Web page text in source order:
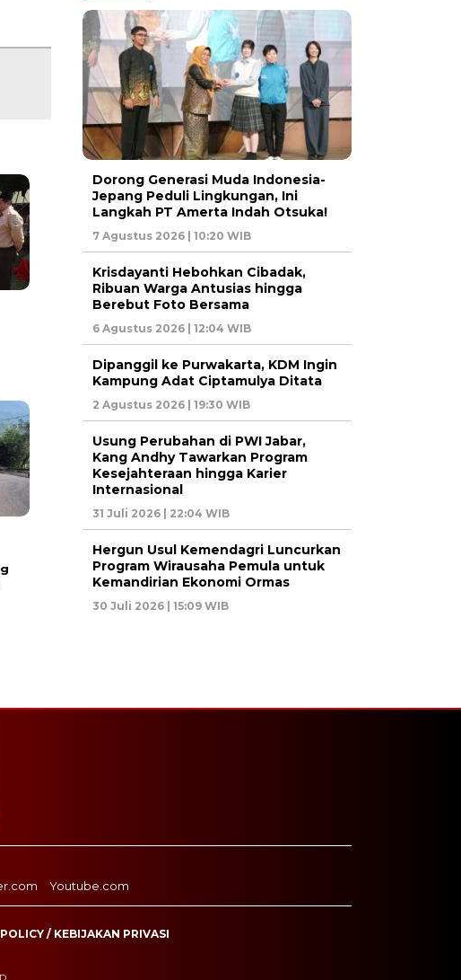
Dorong Generasi Muda Indonesia-
Jepang Peduli Lingkungan, Ini
Langkah PT Amerta Indah Otsuka!
7 Agustus 2026 | 10:20 WIB
Krisdayanti Hebohkan Cibadak,
Ribuan Warga Antusias hingga
Berebut Foto Bersama
6 Agustus 2026 | 12:04 WIB
Dipanggil ke Purwakarta, KDM Ingin
Kampung Adat Ciptamulya Ditata
2 Agustus 2026 | 19:30 WIB
Usung Perubahan di PWI Jabar,
Kang Andhy Tawarkan Program
Kesejahteraan hingga Karier
Internasional
31 Juli 2026 | 22:04 WIB
Hergun Usul Kemendagri Luncurkan
Program Wirausaha Pemula untuk
Kemandirian Ekonomi Ormas
30 Juli 2026 | 15:09 WIB
Youtube.com
/ KEBIJAKAN PRIVASI